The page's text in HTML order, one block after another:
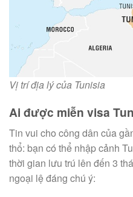
Vị trí địa lý của Tunisia
Ai được miễn visa
Tin vui cho công dân của
thổ: bạn có thể nhập cảnh
thời gian lưu trú lên đến 3
ngoại lệ đáng chú ý: